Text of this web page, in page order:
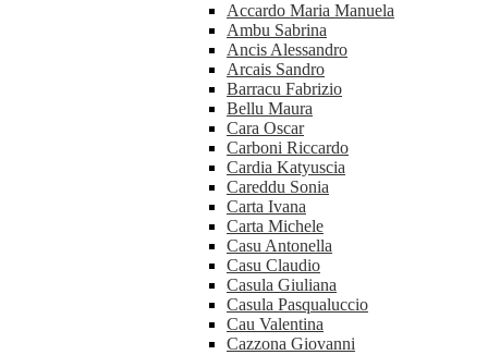
Accardo Maria Manuela
Ambu Sabrina
Ancis Alessandro
Arcais Sandro
Barracu Fabrizio
Bellu Maura
Cara Oscar
Carboni Riccardo
Cardia Katyuscia
Careddu Sonia
Carta Ivana
Carta Michele
Casu Antonella
Casu Claudio
Casula Giuliana
Casula Pasqualuccio
Cau Valentina
Cazzona Giovanni